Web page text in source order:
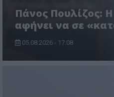
Πάνος Πουλίζος:
αφήνει να σε
05.08.2026 - 17:08